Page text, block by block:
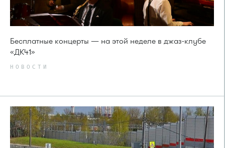
Бесплатные концерты — на этой неделе в джаз-клубе
«ДК41»
НОВОСТИ